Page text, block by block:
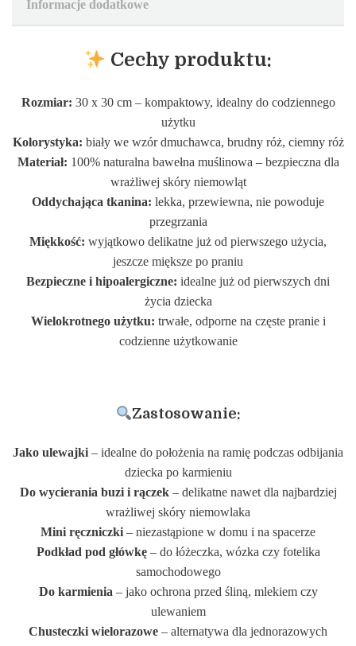
Informacje dodatkowe
Cechy produktu:
Rozmiar: 30 x 30 cm – kompaktowy, idealny do codziennego
użytku
Kolorystyka: biały we wzór dmuchawca, brudny róż, ciemny róż
Materiał: 100% naturalna bawełna muślinowa – bezpieczna dla
wrażliwej skóry niemowląt
Oddychająca tkanina: lekka, przewiewna, nie powoduje
przegrzania
Miękkość: wyjątkowo delikatne już od pierwszego użycia,
jeszcze miększe po praniu
Bezpieczne i hipoalergiczne: idealne już od pierwszych dni
życia dziecka
Wielokrotnego użytku: trwałe, odporne na częste pranie i
codzienne użytkowanie
Zastosowanie:
Jako ulewajki – idealne do położenia na ramię podczas odbijania
dziecka po karmieniu
Do wycierania buzi i rączek– delikatne nawet dla najbardziej
wrażliwej skóry niemowlaka
Mini ręczniczki – niezastąpione w domu i na spacerze
Podkład pod główkę– do łóżeczka, wózka czy fotelika
samochodowego
Do karmienia– jako ochrona przed śliną, mlekiem czy
ulewaniem
Chusteczki wielorazowe – alternatywa dla jednorazowych